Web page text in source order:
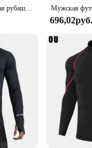
Мужская компрессионная рубашка с высоким воротником и длинным рукавом, классные спортивные колготки с защитой от солнца и сухости, майки, топы для бега, тренажерного зала
696,02руб.